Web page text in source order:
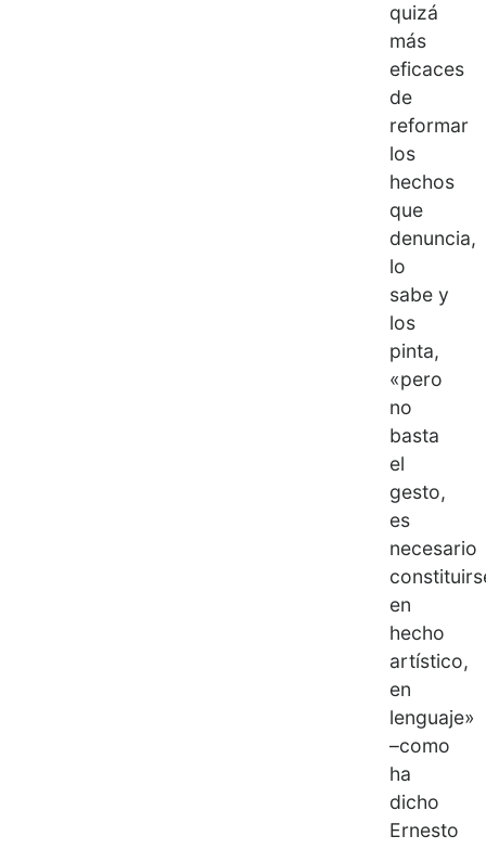
quizá
más
eficaces
de
reformar
los
hechos
que
denuncia,
lo
sabe y
los
pinta,
«pero
no
basta
el
gesto,
es
necesario
en
hecho
artístico,
en
lenguaje»
–como
ha
dicho
Ernesto